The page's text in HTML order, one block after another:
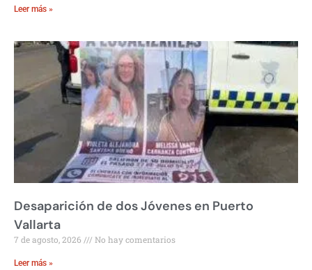
Leer más »
Desaparición de dos Jóvenes en Puerto
Vallarta
7 de agosto, 2026 No hay comentarios
Leer más »